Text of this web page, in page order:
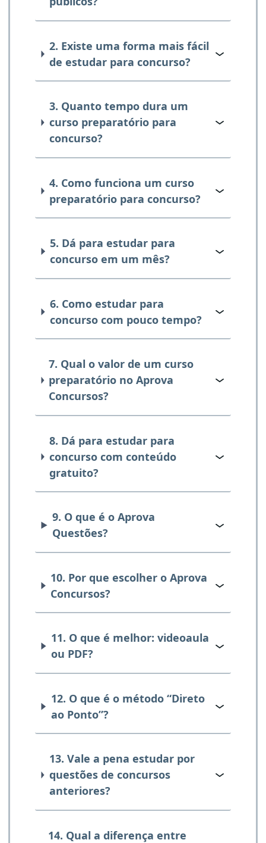
2. Existe uma forma mais fácil
de estudar para concurso?
3. Quanto tempo dura um
curso preparatório para
concurso?
4. Como funciona um curso
preparatório para concurso?
5. Dá para estudar para
concurso em um mês?
6. Como estudar para
concurso com pouco tempo?
7. Qual o valor de um curso
preparatório no Aprova
Concursos?
8. Dá para estudar para
concurso com conteúdo
gratuito?
9. O que é o Aprova
Questões?
10. Por que escolher o Aprova
Concursos?
11. O que é melhor: videoaula
ou PDF?
12. O que é o método “Direto
ao Ponto”?
13. Vale a pena estudar por
questões de concursos
anteriores?
14. Qual a diferença entre